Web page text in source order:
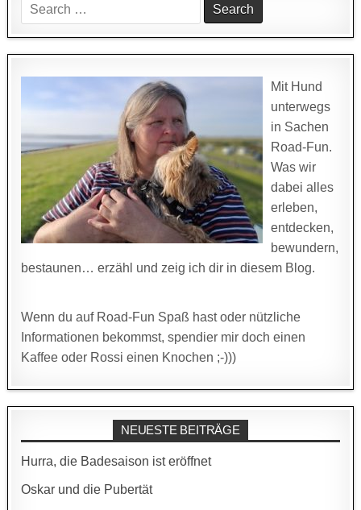
Search
for:
Mit Hund
unterwegs
in Sachen
Road-Fun.
Was wir
dabei alles
erleben,
entdecken,
bewundern,
bestaunen… erzähl und zeig ich dir in diesem Blog.
Wenn du auf Road-Fun Spaß hast oder nützliche
Informationen bekommst, spendier mir doch einen
Kaffee oder Rossi einen Knochen ;-)))
NEUESTE BEITRÄGE
Hurra, die Badesaison ist eröffnet
Oskar und die Pubertät